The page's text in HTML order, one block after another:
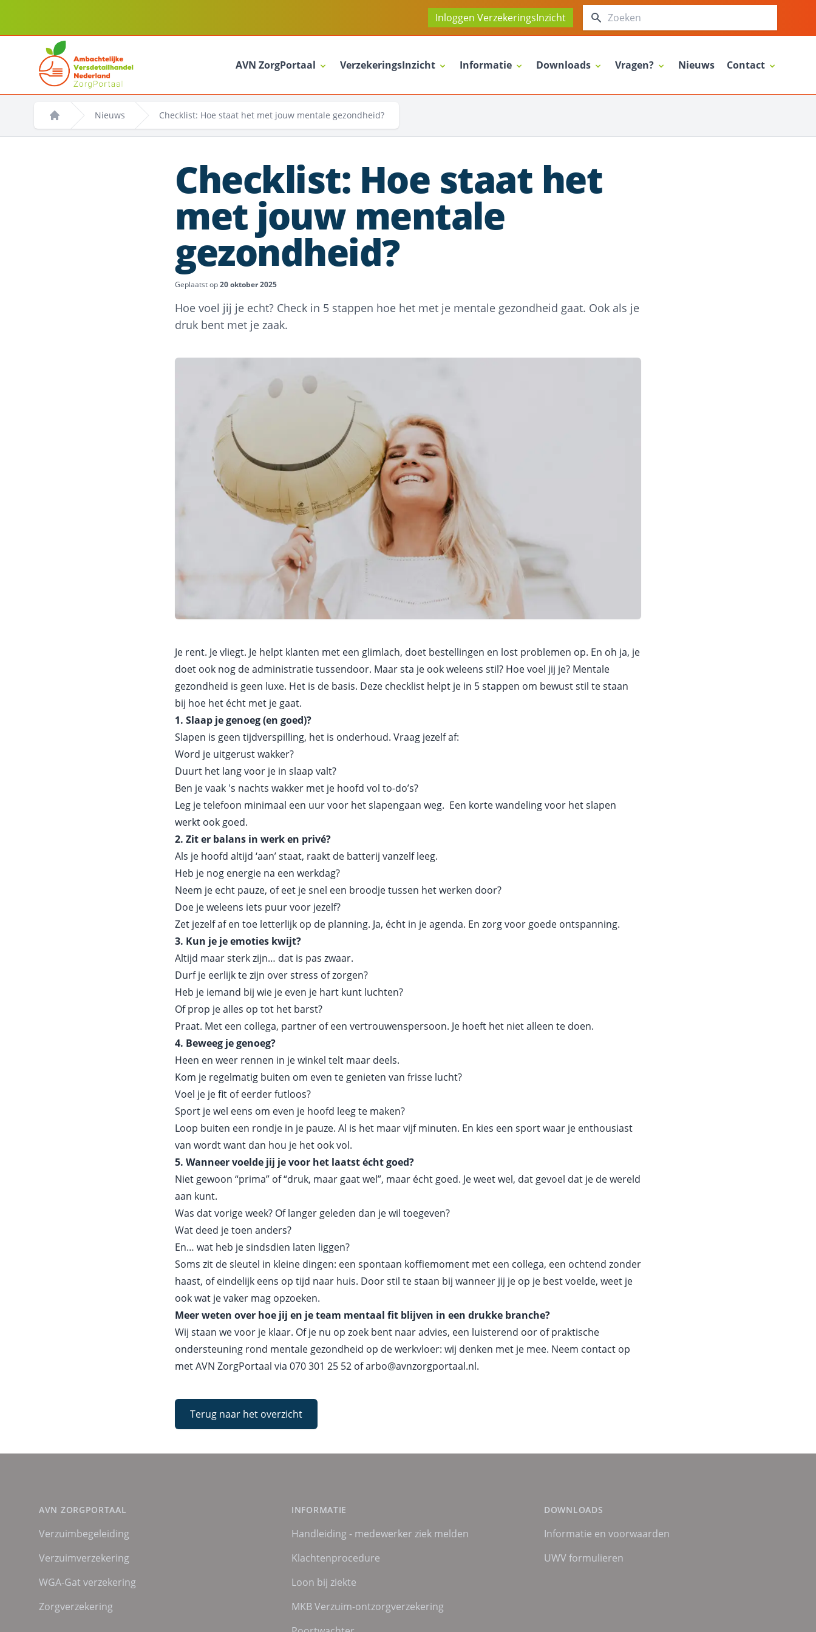
Inloggen VerzekeringsInzicht Zoeken
AVN ZorgPortaal VerzekeringsInzicht Informatie Downloads Vragen? Nieuws Contact
Home
Nieuws Checklist: Hoe staat het met jouw mentale gezondheid?
Checklist: Hoe staat het
met jouw mentale
gezondheid?
Geplaatst op20 oktober 2025
Hoe voel jij je echt? Check in 5 stappen hoe het met je mentale gezondheid gaat. Ook als je
druk bent met je zaak.
Je rent. Je vliegt. Je helpt klanten met een glimlach, doet bestellingen en lost problemen op. En oh ja, je
doet ook nog de administratie tussendoor. Maar sta je ook weleens stil? Hoe voel jij je? Mentale
gezondheid is geen luxe. Het is de basis. Deze checklist helpt je in 5 stappen om bewust stil te staan
bij hoe het écht met je gaat.
1. Slaap je genoeg (en goed)?
Slapen is geen tijdverspilling, het is onderhoud. Vraag jezelf af:
Word je uitgerust wakker?
Duurt het lang voor je in slaap valt?
Ben je vaak 's nachts wakker met je hoofd vol to-do’s?
Leg je telefoon minimaal een uur voor het slapengaan weg. Een korte wandeling voor het slapen
werkt ook goed.
2. Zit er balans in werk en privé?
Als je hoofd altijd ‘aan’ staat, raakt de batterij vanzelf leeg.
Heb je nog energie na een werkdag?
Neem je echt pauze, of eet je snel een broodje tussen het werken door?
Doe je weleens iets puur voor jezelf?
Zet jezelf af en toe letterlijk op de planning. Ja, écht in je agenda. En zorg voor goede ontspanning.
3. Kun je je emoties kwijt?
Altijd maar sterk zijn… dat is pas zwaar.
Durf je eerlijk te zijn over stress of zorgen?
Heb je iemand bij wie je even je hart kunt luchten?
Of prop je alles op tot het barst?
Praat. Met een collega, partner of een vertrouwenspersoon. Je hoeft het niet alleen te doen.
4. Beweeg je genoeg?
Heen en weer rennen in je winkel telt maar deels.
Kom je regelmatig buiten om even te genieten van frisse lucht?
Voel je je fit of eerder futloos?
Sport je wel eens om even je hoofd leeg te maken?
Loop buiten een rondje in je pauze. Al is het maar vijf minuten. En kies een sport waar je enthousiast
van wordt want dan hou je het ook vol.
5. Wanneer voelde jij je voor het laatst écht goed?
Niet gewoon “prima” of “druk, maar gaat wel”, maar écht goed. Je weet wel, dat gevoel dat je de wereld
aan kunt.
Was dat vorige week? Of langer geleden dan je wil toegeven?
Wat deed je toen anders?
En… wat heb je sindsdien laten liggen?
Soms zit de sleutel in kleine dingen: een spontaan koffiemoment met een collega, een ochtend zonder
haast, of eindelijk eens op tijd naar huis. Door stil te staan bij wanneer jij je op je best voelde, weet je
ook wat je vaker mag opzoeken.
Meer weten over hoe jij en je team mentaal fit blijven in een drukke branche?
Wij staan we voor je klaar. Of je nu op zoek bent naar advies, een luisterend oor of praktische
ondersteuning rond mentale gezondheid op de werkvloer: wij denken met je mee. Neem contact op
met AVN ZorgPortaal via 070 301 25 52 ofarbo@avnzorgportaal.nl.
Terug naar het overzicht
AVN ZORGPORTAAL
Verzuimbegeleiding
Verzuimverzekering
WGA-Gat verzekering
Zorgverzekering
INFORMATIE
Handleiding - medewerker ziek melden
Klachtenprocedure
Loon bij ziekte
MKB Verzuim-ontzorgverzekering
DOWNLOADS
Informatie en voorwaarden
UWV formulieren